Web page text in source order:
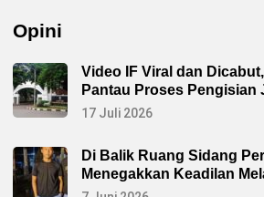
Opini
Video IF Viral dan
Pantau Proses Pengisian
17 Juli 2026
Di Balik Ruang Sidang
Menegakkan Keadilan